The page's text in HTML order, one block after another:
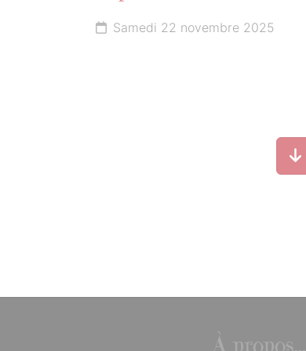
Samedi 22 novembre 2025